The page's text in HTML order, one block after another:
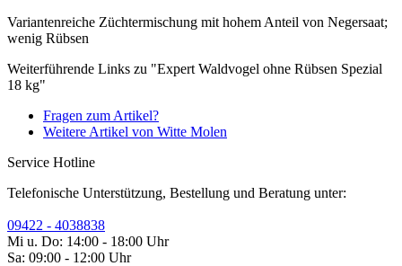
Variantenreiche Züchtermischung mit hohem Anteil von Negersaat;
wenig Rübsen
Weiterführende Links zu "Expert Waldvogel ohne Rübsen Spezial
18 kg"
Fragen zum Artikel?
Weitere Artikel von Witte Molen
Service Hotline
Telefonische Unterstützung, Bestellung und Beratung unter:
09422 - 4038838
Mi u. Do: 14:00 - 18:00 Uhr
Sa: 09:00 - 12:00 Uhr